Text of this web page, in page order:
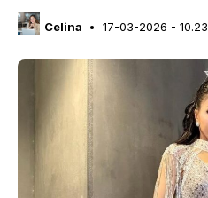
Celina 17-03-2026 - 10.23